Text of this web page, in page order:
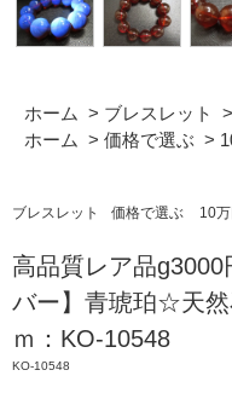
ホーム > ブレスレット >
ホーム > 価格で選ぶ >
ブレスレット 価格で選ぶ 10
高品質レア品
バー】青琥珀☆天
ｍ：KO-10548
KO-10548